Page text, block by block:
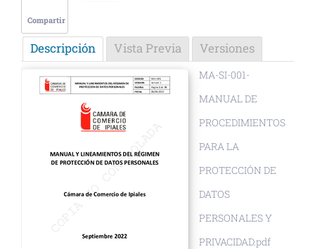
Compartir
Descripción Vista Previa Versiones
MA-SI-001-
MANUAL DE
PROCEDIMIENTOS
PARA LA
PROTECCIÓN DE
DATOS
PERSONALES Y
PRIVACIDAD.pdf